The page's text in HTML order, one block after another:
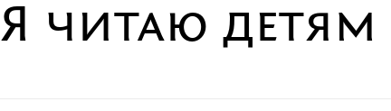
Я читаю детям